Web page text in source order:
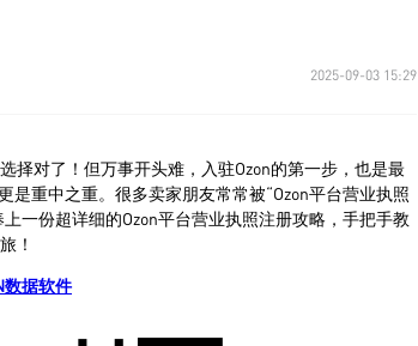
2025-09-03 15:29